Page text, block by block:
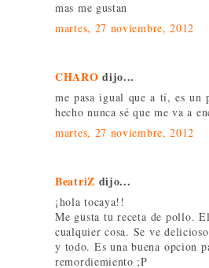
mas me gustan
martes, 27 noviembre, 2012
CHARO dijo...
me pasa igual que a tí, es un
hecho nunca sé que me va a
martes, 27 noviembre, 2012
BeatriZ dijo...
¡hola tocaya!!
Me gusta tu receta de pollo.
cualquier cosa. Se ve
y todo. Es una buena opcion
remordiemiento ;P